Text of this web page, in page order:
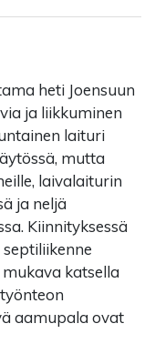
heti Joensuun
ja liikkuminen
laituri
mutta
laivalaiturin
ja neljä
Kiinnityksessä
katsella
aamupala ovat